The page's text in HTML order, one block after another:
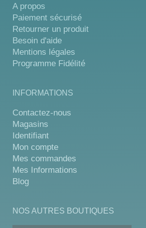
A propos
Paiement sécurisé
Retourner un produit
Besoin d'aide
Mentions légales
Programme Fidélité
INFORMATIONS
Contactez-nous
Magasins
Identifiant
Mon compte
Mes commandes
Mes Informations
Blog
NOS AUTRES BOUTIQUES